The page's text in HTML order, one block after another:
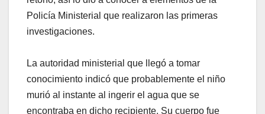
Policía Ministerial que realizaron las primeras
investigaciones.
La autoridad ministerial que llegó a tomar
conocimiento indicó que probablemente el niño
murió al instante al ingerir el agua que se
encontraba en dicho recipiente. Su cuerpo fue